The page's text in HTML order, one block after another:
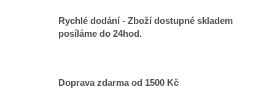
Rychlé dodání - Zboží dostupné skladem
posíláme do 24hod.
Doprava zdarma od 1500 Kč